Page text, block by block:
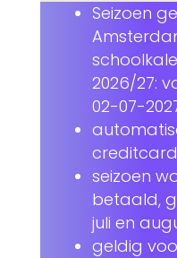
Seizoen
2026/27:
02-07-
creditcard
seizoen
betaald,
juli en
geldig